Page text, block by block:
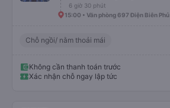
6 giờ 30 phút
15:00 • Văn phòng 697 Điện Biên Phủ
Chỗ ngồi/ nằm thoải mái
Không cần thanh toán trước
Xác nhận chỗ ngay lập tức